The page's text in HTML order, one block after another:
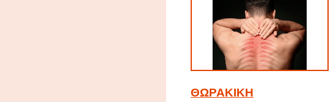
ΘΩΡΑΚΙΚΉ